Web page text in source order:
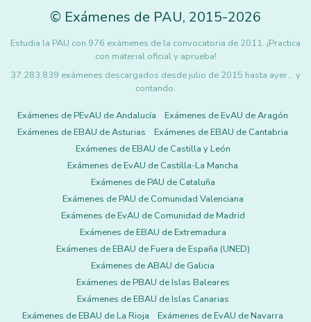
© Exámenes de PAU, 2015-2026
Estudia la PAU con 976 exámenes de la convocatoria de 2011. ¡Practica
con material oficial y aprueba!
37.283.839 exámenes descargados desde julio de 2015 hasta ayer... y
contando.
Exámenes de PEvAU de Andalucía
Exámenes de EvAU de Aragón
Exámenes de EBAU de Asturias
Exámenes de EBAU de Cantabria
Exámenes de EBAU de Castilla y León
Exámenes de EvAU de Castilla-La Mancha
Exámenes de PAU de Cataluña
Exámenes de PAU de Comunidad Valenciana
Exámenes de EvAU de Comunidad de Madrid
Exámenes de EBAU de Extremadura
Exámenes de EBAU de Fuera de España (UNED)
Exámenes de ABAU de Galicia
Exámenes de PBAU de Islas Baleares
Exámenes de EBAU de Islas Canarias
Exámenes de EBAU de La Rioja
Exámenes de EvAU de Navarra